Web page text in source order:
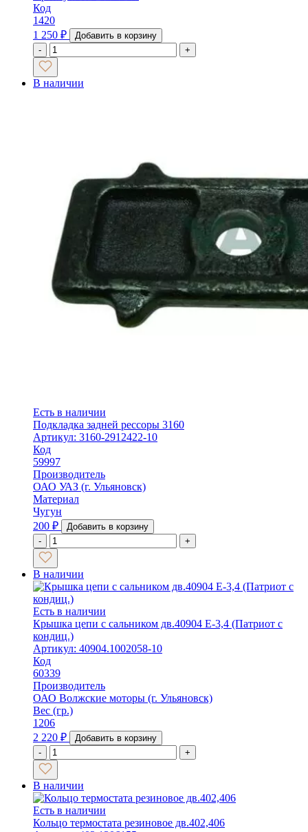
Код
1420
1 250 ₽
Добавить в корзину
-
+
В наличии
Есть в наличии
Подкладка задней рессоры 3160
Артикул: 3160-2912422-10
Код
59997
Производитель
ОАО УАЗ (г. Ульяновск)
Материал
Чугун
200 ₽
Добавить в корзину
-
+
В наличии
Есть в наличии
Крышка цепи с сальником дв.40904 Е-3,4 (Патриот с
кондиц.)
Артикул: 40904.1002058-10
Код
60339
Производитель
ОАО Волжские моторы (г. Ульяновск)
Вес (гр.)
1206
2 220 ₽
Добавить в корзину
-
+
В наличии
Есть в наличии
Кольцо термостата резиновое дв.402,406